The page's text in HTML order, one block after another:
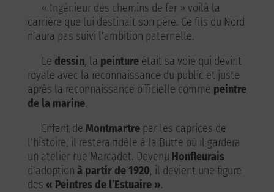
« Ingénieur des chemins de fer » voilà la
carrière que lui destinait son père. Ce fils du Nord
n’aura pas suivi l’ambition paternelle.
Le dessin, la peintureétait sa voie qui devint
royale avec la reconnaissance du public et juste
après la reconnaissance officielle comme peintre
de la marine.
Enfant de Montmartrepar les caprices de
l’histoire, il restera fidèle à la Butte où il gardera
un atelier rue Marcadet. Devenu Honfleurais
d’adoption à partir de 1920, il devient une figure
des « Peintres de l’Estuaire ».